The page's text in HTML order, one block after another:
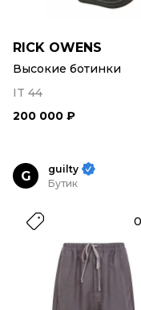
RICK OWENS
Высокие ботинки
IT 44
200 000 ₽
G
guilty
Бутик
0